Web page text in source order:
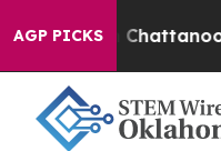
AGP PICKS
Chaos in